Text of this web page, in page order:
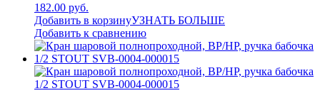
182.00 руб.
Добавить в корзинуУЗНАТЬ БОЛЬШЕ
Добавить к сравнению